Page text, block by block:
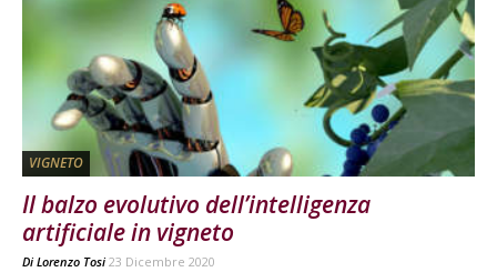
VIGNETO
Il balzo evolutivo dell’intelligenza
artificiale in vigneto
Di Lorenzo Tosi 23 Dicembre 2020